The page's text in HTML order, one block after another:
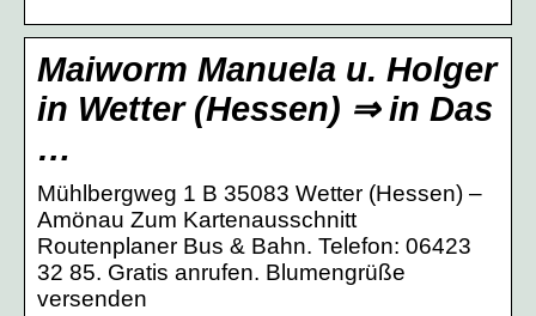
Maiworm Manuela u. Holger
in Wetter (Hessen) ⇒ in Das
…
Mühlbergweg 1 B 35083 Wetter (Hessen) –
Amönau Zum Kartenausschnitt
Routenplaner Bus & Bahn. Telefon: 06423
32 85. Gratis anrufen. Blumengrüße
versenden